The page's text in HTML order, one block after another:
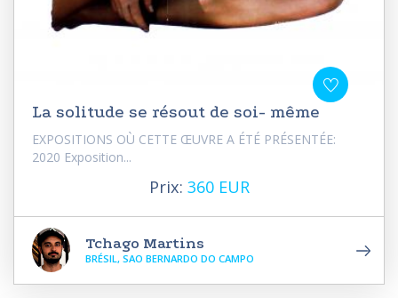
La solitude se résout de soi- même
EXPOSITIONS OÙ CETTE ŒUVRE A ÉTÉ PRÉSENTÉE:
2020 Exposition...
Prix: 360 EUR
Tchago Martins
BRÉSIL, SAO BERNARDO DO CAMPO